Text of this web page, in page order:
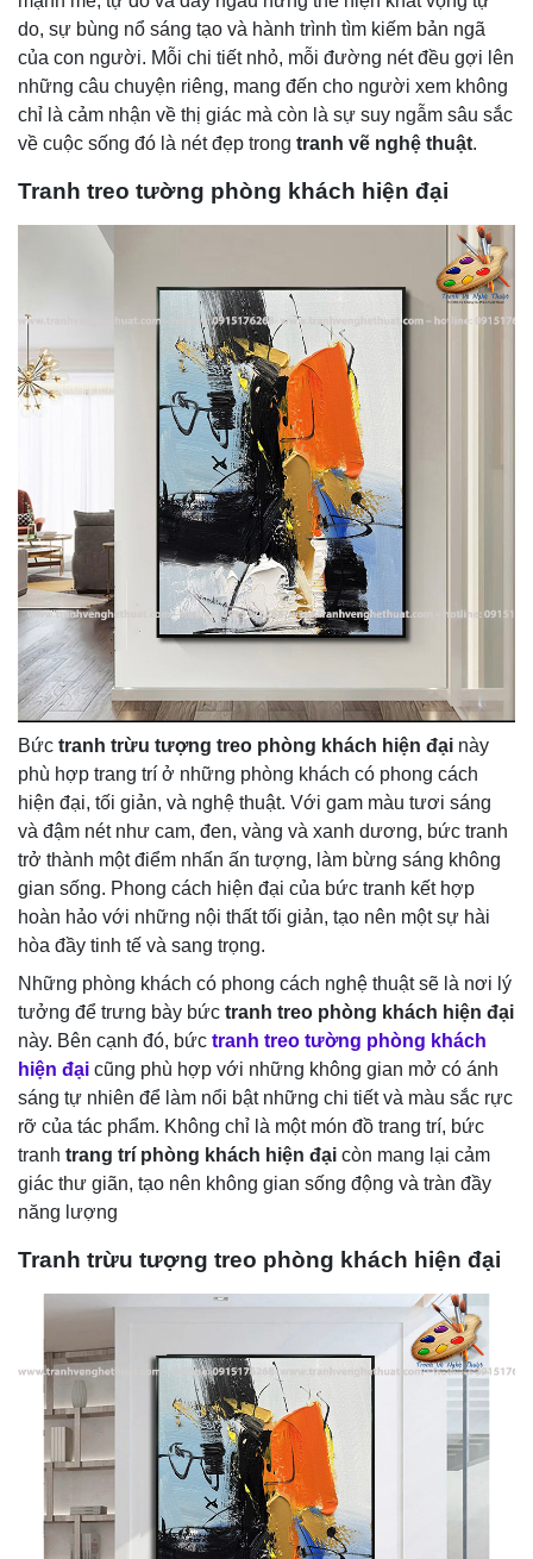
do, sự bùng nổ sáng tạo và hành trình tìm kiếm bản ngã
của con người. Mỗi chi tiết nhỏ, mỗi đường nét đều gợi lên
những câu chuyện riêng, mang đến cho người xem không
chỉ là cảm nhận về thị giác mà còn là sự suy ngẫm sâu sắc
về cuộc sống đó là nét đẹp trong tranh vẽ nghệ thuật.
Tranh treo tường phòng khách hiện đại
Bức tranh trừu tượng treo phòng khách hiện đại này
phù hợp trang trí ở những phòng khách có phong cách
hiện đại, tối giản, và nghệ thuật. Với gam màu tươi sáng
và đậm nét như cam, đen, vàng và xanh dương, bức tranh
trở thành một điểm nhấn ấn tượng, làm bừng sáng không
gian sống. Phong cách hiện đại của bức tranh kết hợp
hoàn hảo với những nội thất tối giản, tạo nên một sự hài
hòa đầy tinh tế và sang trọng.
Những phòng khách có phong cách nghệ thuật sẽ là nơi lý
tưởng để trưng bày bức tranh treo phòng khách hiện đại
này. Bên cạnh đó, bức tranh treo tường phòng khách
hiện đại cũng phù hợp với những không gian mở có ánh
sáng tự nhiên để làm nổi bật những chi tiết và màu sắc rực
rỡ của tác phẩm. Không chỉ là một món đồ trang trí, bức
tranh trang trí phòng khách hiện đại còn mang lại cảm
giác thư giãn, tạo nên không gian sống động và tràn đầy
năng lượng
Tranh trừu tượng treo phòng khách hiện đại